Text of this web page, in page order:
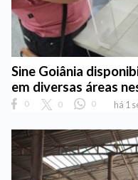
Sine Goiânia
em diversas áreas
0 0 0 há 1